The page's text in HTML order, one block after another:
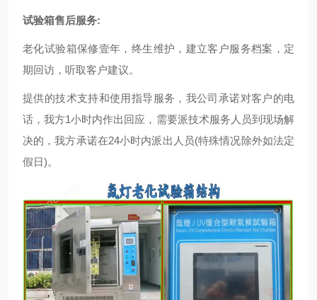
试验箱售后服务:
老化试验箱保修壹年，终生维护，建立客户服务档案，定
期回访，听取客户建议。
提供的技术支持和使用指导服务，我公司承诺对客户的电
话，我方1小时内作出回应，需要派技术服务人员到现场解
决的，我方承诺在24小时内派出人员(特殊情况除外如法定
假日)。